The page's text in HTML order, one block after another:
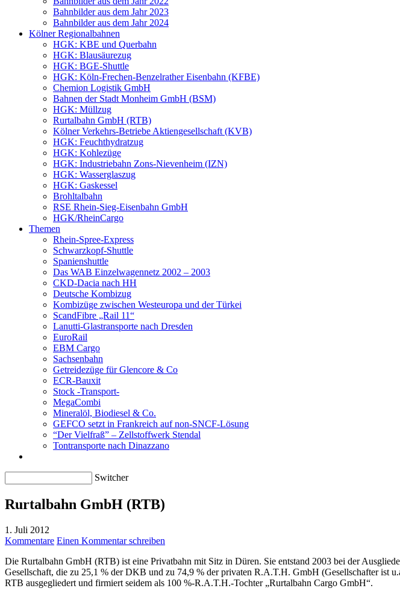
Bahnbilder aus dem Jahr 2023
Bahnbilder aus dem Jahr 2024
Kölner Regionalbahnen
HGK: KBE und Querbahn
HGK: Blausäurezug
HGK: BGE-Shuttle
HGK: Köln-Frechen-Benzelrather Eisenbahn (KFBE)
Chemion Logistik GmbH
Bahnen der Stadt Monheim GmbH (BSM)
HGK: Müllzug
Rurtalbahn GmbH (RTB)
Kölner Verkehrs-Betriebe Aktiengesellschaft (KVB)
HGK: Feuchthydratzug
HGK: Kohlezüge
HGK: Industriebahn Zons-Nievenheim (IZN)
HGK: Wasserglaszug
HGK: Gaskessel
Brohltalbahn
RSE Rhein-Sieg-Eisenbahn GmbH
HGK/RheinCargo
Themen
Rhein-Spree-Express
Schwarzkopf-Shuttle
Spanienshuttle
Das WAB Einzelwagennetz 2002 – 2003
CKD-Dacia nach HH
Deutsche Kombizug
Kombizüge zwischen Westeuropa und der Türkei
ScandFibre „Rail 11“
Lanutti-Glastransporte nach Dresden
EuroRail
EBM Cargo
Sachsenbahn
Getreidezüge für Glencore & Co
ECR-Bauxit
Stock -Transport-
MegaCombi
Mineralöl, Biodiesel & Co.
GEFCO setzt in Frankreich auf non-SNCF-Lösung
“Der Vielfraß” – Zellstoffwerk Stendal
Tontransporte nach Dinazzano
Switcher
Rurtalbahn GmbH (RTB)
1. Juli 2012
Kommentare Einen Kommentar schreiben
Die Rurtalbahn GmbH (RTB) ist eine Privatbahn mit Sitz in Düren. Sie entstand 2003 bei der
Gesellschaft, die zu 25,1 % der DKB und zu 74,9 % der privaten R.A.T.H. GmbH (Gesellschafter ist
RTB ausgegliedert und firmiert seidem als 100 %-R.A.T.H.-Tochter „Rurtalbahn Cargo GmbH“.